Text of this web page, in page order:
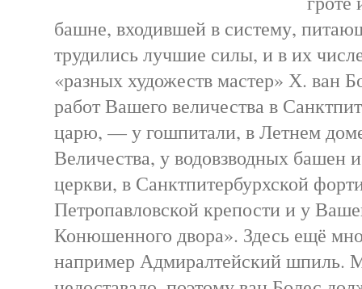
башне, входившей в систему,
трудились лучшие силы, и в их
«разных художеств мастер» Х. ван
работ Вашего величества в
царю, — у гошпитали, в Летнем
Величества, у водовзводных башен
церкви, в Санктпитербурхской
Петропавловской крепости и у
Конюшенного двора». Здесь ещё
например Адмиралтейский шпиль.